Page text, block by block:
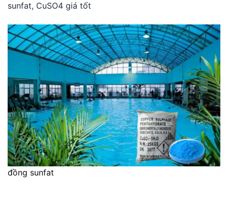
sunfat, CuSO4 giá tốt
đồng sunfat